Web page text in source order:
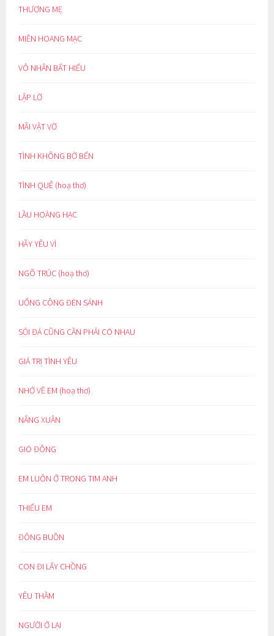
THƯƠNG MẸ
MIỀN HOANG MẠC
VÔ NHÂN BẤT HIẾU
LẬP LỜ
MÃI VẬT VỜ
TÌNH KHÔNG BỜ BẾN
TÌNH QUÊ (hoạ thơ)
LẦU HOÀNG HẠC
HÃY YÊU VÌ
NGÕ TRÚC (hoạ thơ)
UỔNG CÔNG ĐÈN SÁNH
SỎI ĐÁ CŨNG CẦN PHẢI CÓ NHAU
GIÁ TRỊ TÌNH YÊU
NHỚ VỀ EM (hoạ thơ)
NẮNG XUÂN
GIÓ ĐÔNG
EM LUÔN Ở TRONG TIM ANH
THIẾU EM
ĐÔNG BUỒN
CON ĐI LẤY CHỒNG
YÊU THẦM
NGƯỜI Ở LẠI